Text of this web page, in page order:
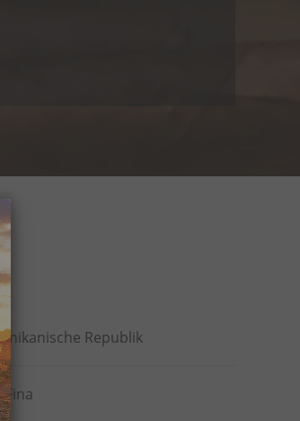
Republik